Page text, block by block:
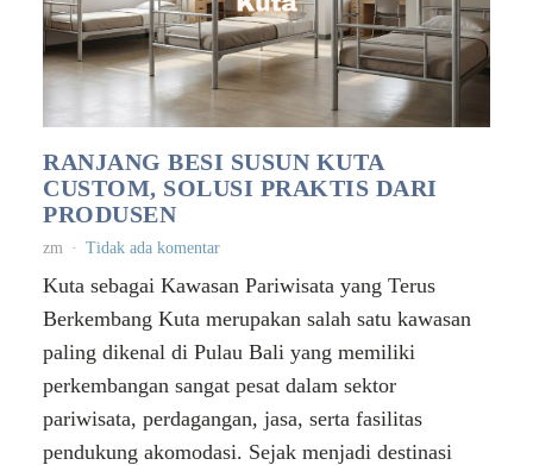
RANJANG BESI SUSUN KUTA
CUSTOM, SOLUSI PRAKTIS DARI
PRODUSEN
zm Tidak ada komentar
Kuta sebagai Kawasan Pariwisata yang Terus
Berkembang Kuta merupakan salah satu kawasan
paling dikenal di Pulau Bali yang memiliki
perkembangan sangat pesat dalam sektor
pariwisata, perdagangan, jasa, serta fasilitas
pendukung akomodasi. Sejak menjadi destinasi